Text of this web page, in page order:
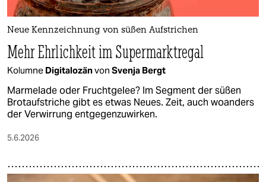
Neue Kennzeichnung von süßen Aufstrichen
Mehr Ehrlichkeit im Supermarktregal
Kolumne Digitalozänvon Svenja Bergt
Marmelade oder Fruchtgelee? Im Segment der süßen
Brotaufstriche gibt es etwas Neues. Zeit, auch woanders
der Verwirrung entgegenzuwirken.
5.6.2026